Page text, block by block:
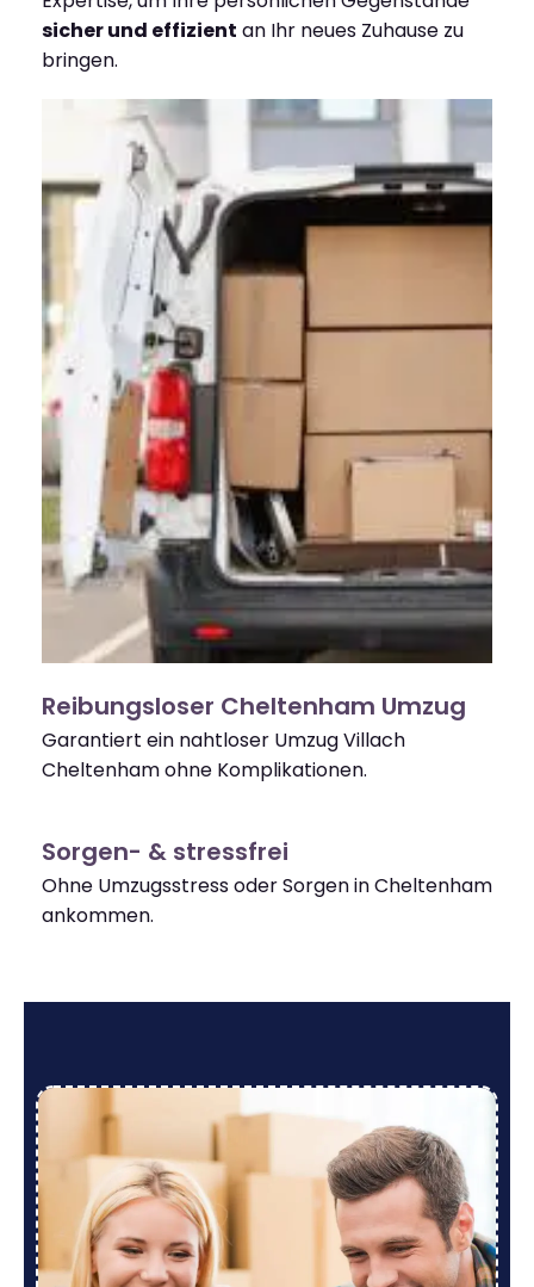
sicher und effizient an Ihr neues Zuhause zu
bringen.
Reibungsloser Cheltenham Umzug
Garantiert ein nahtloser Umzug Villach
Cheltenham ohne Komplikationen.
Sorgen- & stressfrei
Ohne Umzugsstress oder Sorgen in Cheltenham
ankommen.